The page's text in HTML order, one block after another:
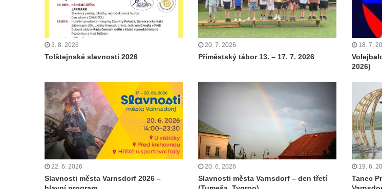
3. 8. 2026
Tolštejnské slavnosti 2026
20. 7. 2026
Příměstský tábor 13. – 17. 7. 2026
18. 7.
2026)
22. 6. 2026
Slavnosti města Varnsdorf 2026 –
20. 6. 2026
Slavnosti města Varnsdorf – den třetí
19. 6.
Tanec